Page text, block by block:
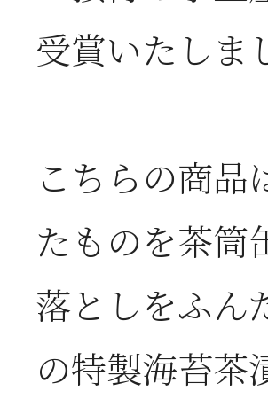
2026年06月
2026年06月
2026年06月
受賞いたしま
こちらの商品
たものを茶筒
落としをふん
の特製海苔茶